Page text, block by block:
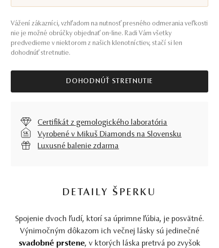
Vážení zákazníci, vzhľadom na nutnosť presného odmerania veľkosti
nie je možné obrúčky objednať on-line. Radi Vám všetky
predvedieme v niektorom z našich klenotníctiev, stačí si len
dohodnúť stretnutie.
DOHODNÚŤ STRETNUTIE
Certifikát z gemologického laboratória
Vyrobené v Mikuš Diamonds na Slovensku
Luxusné balenie zdarma
DETAILY ŠPERKU
Spojenie dvoch ľudí, ktorí sa úprimne ľúbia, je posvätné.
Výnimočným dôkazom ich večnej lásky sú jedinečné
svadobné prstene, v ktorých láska pretrvá po zvyšok